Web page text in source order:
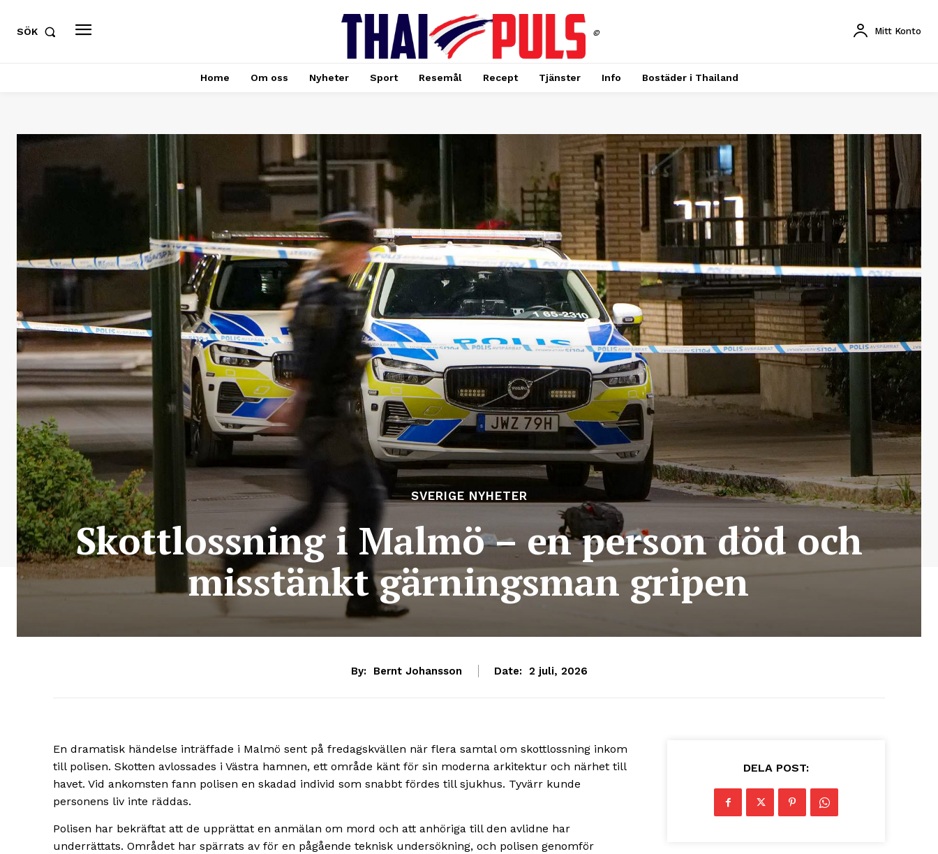
SÖK © Mitt Konto
Home Om oss Nyheter Sport Resemål Recept Tjänster Info Bostäder i Thailand
SVERIGE NYHETER
Skottlossning i Malmö – en person död och
misstänkt gärningsman gripen
By: Bernt Johansson Date: 2 juli, 2026
En dramatisk händelse inträffade i Malmö sent på fredagskvällen när flera samtal om skottlossning inkom
till polisen. Skotten avlossades i Västra hamnen, ett område känt för sin moderna arkitektur och närhet till
havet. Vid ankomsten fann polisen en skadad individ som snabbt fördes till sjukhus. Tyvärr kunde
personens liv inte räddas.
Polisen har bekräftat att de upprättat en anmälan om mord och att anhöriga till den avlidne har
underrättats. Området har spärrats av för en pågående teknisk undersökning, och polisen genomför
DELA POST: